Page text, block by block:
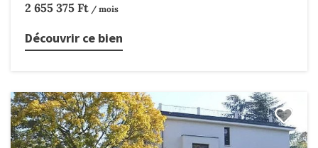
2 655 375 Ft / mois
Découvrir ce bien